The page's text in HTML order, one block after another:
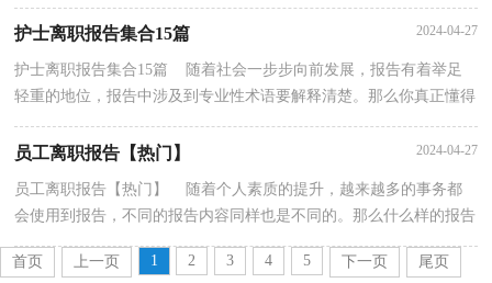
护士离职报告集合15篇 2024-04-27
护士离职报告集合15篇 随着社会一步步向前发展，报告有着举足
轻重的地位，报告中涉及到专业性术语要解释清楚。那么你真正懂得
怎么写好报告吗？下面是小编帮大家整理的护士离职...
员工离职报告【热门】 2024-04-27
员工离职报告【热门】 随着个人素质的提升，越来越多的事务都
会使用到报告，不同的报告内容同样也是不同的。那么什么样的报告
首页
上一页 1 2 3 4 5 下一页 尾页